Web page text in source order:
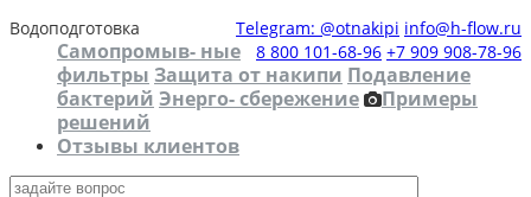
Водоподготовка Telegram: @otnakipi info@h-flow.ru
8 800 101-68-96 +7 909 908-78-96
Самопромыв- ные
фильтры Защита от накипи Подавление
бактерий Энерго- сбережение
Примеры
решений
Отзывы клиентов